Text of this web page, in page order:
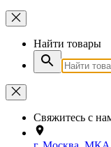
Найти товары
Свяжитесь с